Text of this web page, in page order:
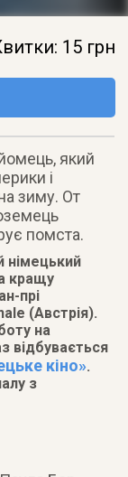
15 грн
який
і
зиму. От
помста.
німецький
кращу
прі
(Австрія).
на
відбувається
кіно».
з